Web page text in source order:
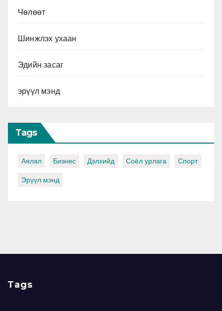
Чөлөөт
Шинжлэх ухаан
Эдийн засаг
эрүүл мэнд
Tags
Аялал Бизнес Дэлхийд Соёл урлага Спорт
Эрүүл мэнд
Tags